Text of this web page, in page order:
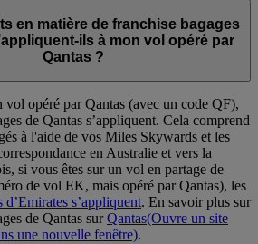
en matière de franchise bagages
ils à mon vol opéré par
Qantas ?
vol opéré par Qantas (avec un code QF),
de Qantas s’appliquent. Cela comprend
à l'aide de vos Miles Skywards et les
en Australie et vers la
si vous êtes sur un vol en partage de
de vol EK, mais opéré par Qantas), les
d’Emirates s’appliquent. En savoir plus sur
de Qantas surQantas(Ouvre un site
une nouvelle fenêtre).